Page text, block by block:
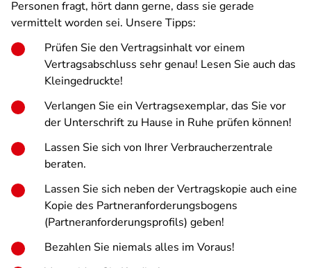
Personen fragt, hört dann gerne, dass sie gerade
vermittelt worden sei. Unsere Tipps:
Prüfen Sie den Vertragsinhalt vor einem
Vertragsabschluss sehr genau! Lesen Sie auch das
Kleingedruckte!
Verlangen Sie ein Vertragsexemplar, das Sie vor
der Unterschrift zu Hause in Ruhe prüfen können!
Lassen Sie sich von Ihrer Verbraucherzentrale
beraten.
Lassen Sie sich neben der Vertragskopie auch eine
Kopie des Partneranforderungsbogens
(Partneranforderungsprofils) geben!
Bezahlen Sie niemals alles im Voraus!